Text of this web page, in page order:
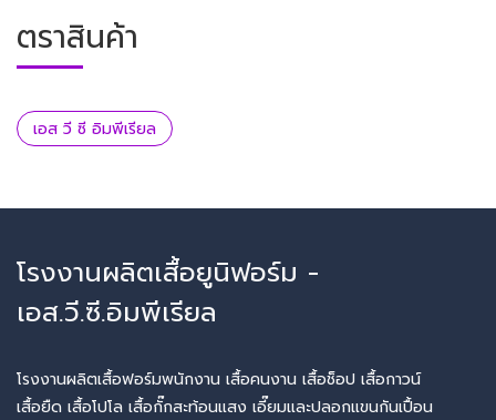
ตราสินค้า
เอส วี ซี อิมพีเรียล
โรงงานผลิตเสื้อยูนิฟอร์ม -
เอส.วี.ซี.อิมพีเรียล
โรงงานผลิตเสื้อฟอร์มพนักงาน เสื้อคนงาน เสื้อช็อป เสื้อกาวน์
เสื้อยืด เสื้อโปโล เสื้อกั๊กสะท้อนแสง เอี๊ยมและปลอกแขนกันเปื้อน